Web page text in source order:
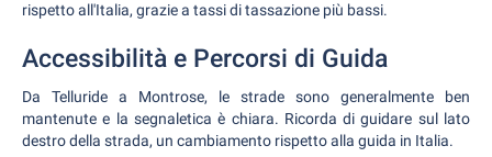
rispetto all'Italia, grazie a tassi di tassazione più bassi.
Accessibilità e Percorsi di Guida
Da Telluride a Montrose, le strade sono generalmente ben
mantenute e la segnaletica è chiara. Ricorda di guidare sul lato
destro della strada, un cambiamento rispetto alla guida in Italia.